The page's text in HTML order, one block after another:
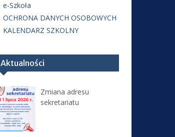
e-Szkoła
OCHRONA DANYCH OSOBOWYCH
KALENDARZ SZKOLNY
Aktualności
Zmiana adresu
sekretariatu